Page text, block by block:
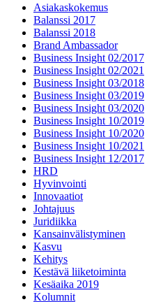
Asiakaskokemus
Balanssi 2017
Balanssi 2018
Brand Ambassador
Business Insight 02/2017
Business Insight 02/2021
Business Insight 03/2018
Business Insight 03/2019
Business Insight 03/2020
Business Insight 10/2019
Business Insight 10/2020
Business Insight 10/2021
Business Insight 12/2017
HRD
Hyvinvointi
Innovaatiot
Johtajuus
Juridiikka
Kansainvälistyminen
Kasvu
Kehitys
Kestävä liiketoiminta
Kesäaika 2019
Kolumnit